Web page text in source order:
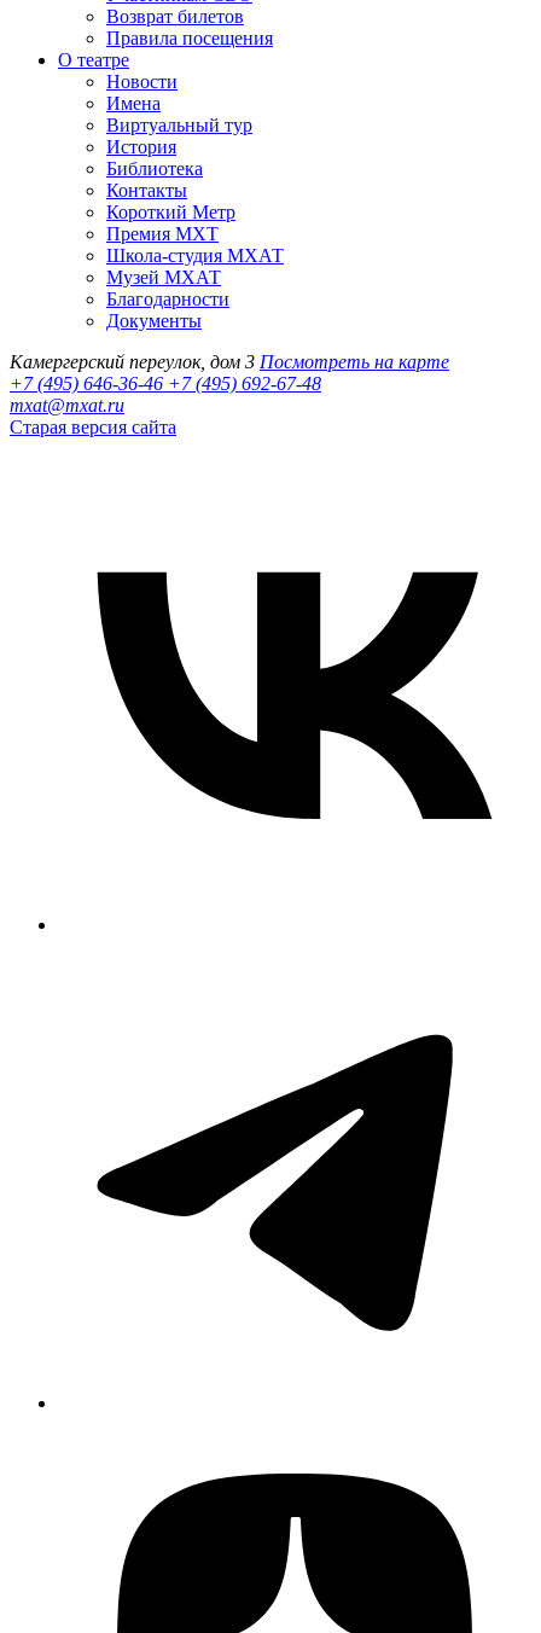
Возврат билетов
Правила посещения
О театре
Новости
Имена
Виртуальный тур
История
Библиотека
Контакты
Короткий Метр
Премия МХТ
Школа-студия МХАТ
Музей МХАТ
Благодарности
Документы
Камергерский переулок, дом 3 Посмотреть на карте
+7 (495) 646-36-46 +7 (495) 692-67-48‬
mxat@mxat.ru
Старая версия сайта